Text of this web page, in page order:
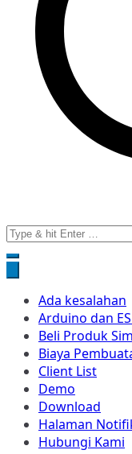
Search
for:
Ada kesalahan
Arduino dan
Beli Produk
Biaya
Client List
Demo
Download
Halaman
Hubungi Kami